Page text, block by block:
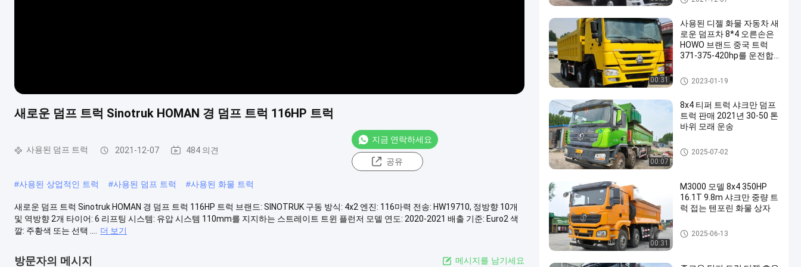
새로운 덤프 트럭 Sinotruk HOMAN 경 덤프 트럭 116HP 트럭
사용된 덤프 트럭 2021-12-07 484 의견
지금 연락하세요
공유
#사용된 상업적인 트럭 #사용된 덤프 트럭 #사용된 화물 트럭
새로운 덤프 트럭 Sinotruk HOMAN 경 덤프 트럭 116HP 트럭 브랜드: SINOTRUK 구동 방식: 4x2 엔진: 116마력 전송: HW19710, 정방향 10개
및 역방향 2개 타이어: 6 리프팅 시스템: 유압 시스템 110mm를 지지하는 스트레이트 트윈 플런저 모델 연도: 2020-2021 배출 기준: Euro2 색
깔: 주황색 또는 선택 ....
더 보기
방문자의 메시지 메시지를 남기세요
00:31
사용된 디젤 화물 자동차 새
로운 덤프차 8*4 오른손은
HOWO 브랜드 중국 트럭
371-375-420hp를 운전합
사용된 덤프 트럭
2023-01-19
00:07
8x4 티퍼 트럭 샤크만 덤프
트럭 판매 2021년 30-50 톤
바위 모래 운송
사용된 덤프 트럭
2025-07-02
00:31
M3000 모델 8x4 350HP
16.1T 9.8m 샤크만 중량 트
럭 접는 텐포린 화물 상자
사용된 덤프 트럭
2025-06-13